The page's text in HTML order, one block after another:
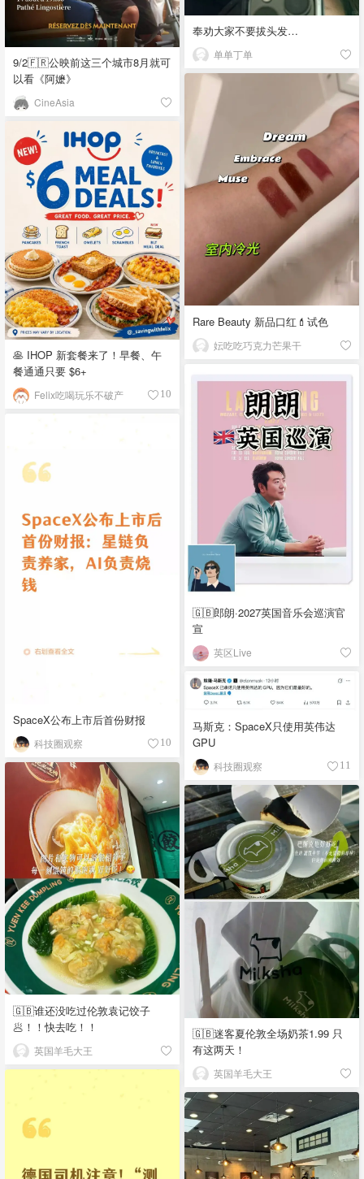
奉劝大家不要拔头发…
单单丁单
9/2🇫🇷公映前这三个城市8月就可
以看《阿嬷》
CineAsia
Rare Beauty 新品口红💄试色
妘吃吃巧克力芒果干
🥞 IHOP 新套餐来了！早餐、午
餐通通只要 $6+
Felix吃喝玩乐不破产 10
🇬🇧郎朗·2027英国音乐会巡演官
宣
英区Live
SpaceX公布上市后首份财报
科技圈观察 10
马斯克：SpaceX只使用英伟达
GPU
科技圈观察 11
🇬🇧谁还没吃过伦敦袁记饺子
🥟！！快去吃！！
英国羊毛大王
🇬🇧迷客夏伦敦全场奶茶1.99 只
有这两天！
英国羊毛大王